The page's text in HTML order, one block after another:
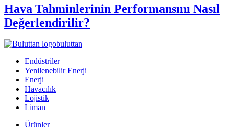
Hava Tahminlerinin Performansını Nasıl
Değerlendirilir?
buluttan
Endüstriler
Yenilenebilir Enerji
Enerji
Havacılık
Lojistik
Liman
Ürünler